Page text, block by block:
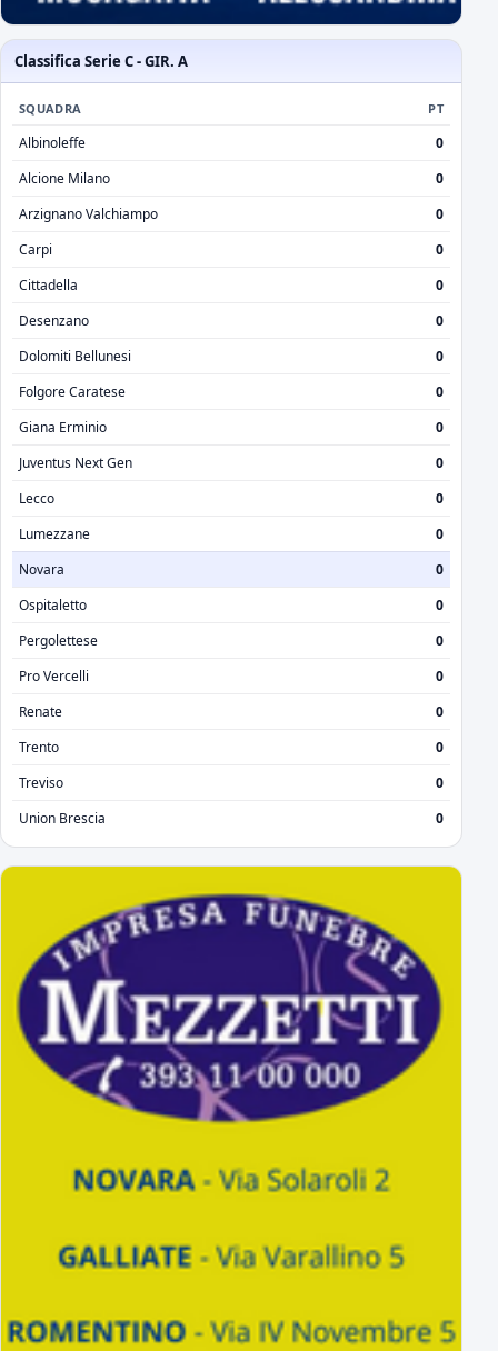
Classifica Serie C - GIR. A
SQUADRA PT
Albinoleffe
0
Alcione Milano
0
Arzignano Valchiampo
0
Carpi
0
Cittadella
0
Desenzano
0
Dolomiti Bellunesi
0
Folgore Caratese
0
Giana Erminio
0
Juventus Next Gen
0
Lecco
0
Lumezzane
0
Novara
0
Ospitaletto
0
Pergolettese
0
Pro Vercelli
0
Renate
0
Trento
0
Treviso
0
Union Brescia
0